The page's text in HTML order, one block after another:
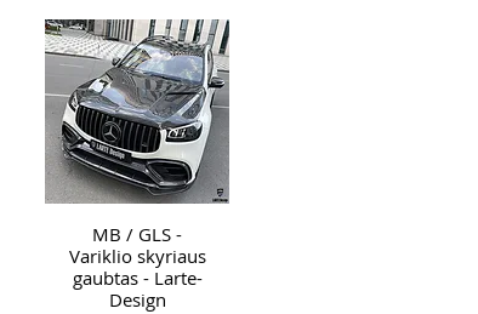
MB / GLS -
Variklio skyriaus
gaubtas - Larte-
Design